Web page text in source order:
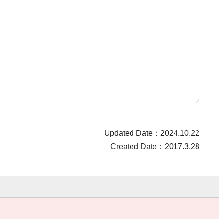
Updated Date：2024.10.22
Created Date：2017.3.28